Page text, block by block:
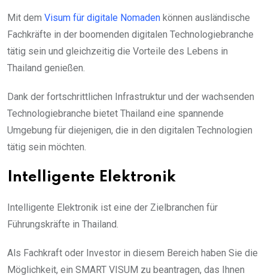
Mit dem Visum für digitale Nomaden können ausländische
Fachkräfte in der boomenden digitalen Technologiebranche
tätig sein und gleichzeitig die Vorteile des Lebens in
Thailand genießen.
Dank der fortschrittlichen Infrastruktur und der wachsenden
Technologiebranche bietet Thailand eine spannende
Umgebung für diejenigen, die in den digitalen Technologien
tätig sein möchten.
Intelligente Elektronik
Intelligente Elektronik ist eine der Zielbranchen für
Führungskräfte in Thailand.
Als Fachkraft oder Investor in diesem Bereich haben Sie die
Möglichkeit, ein SMART VISUM zu beantragen, das Ihnen